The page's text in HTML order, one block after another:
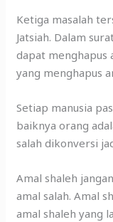
Ketiga masalah
Jatsiah. Dalam
dapat menghapus
yang menghapus
Setiap manusia
baiknya orang
salah dikonversi
Amal shaleh
amal salah. Amal
amal shaleh yang